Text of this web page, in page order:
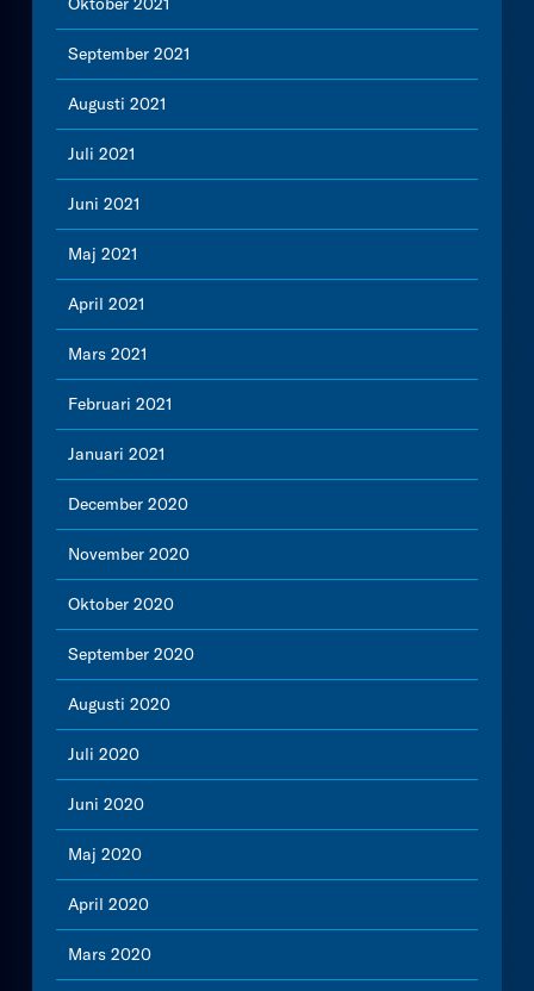
September 2021
Augusti 2021
Juli 2021
Juni 2021
Maj 2021
April 2021
Mars 2021
Februari 2021
Januari 2021
December 2020
November 2020
Oktober 2020
September 2020
Augusti 2020
Juli 2020
Juni 2020
Maj 2020
April 2020
Mars 2020